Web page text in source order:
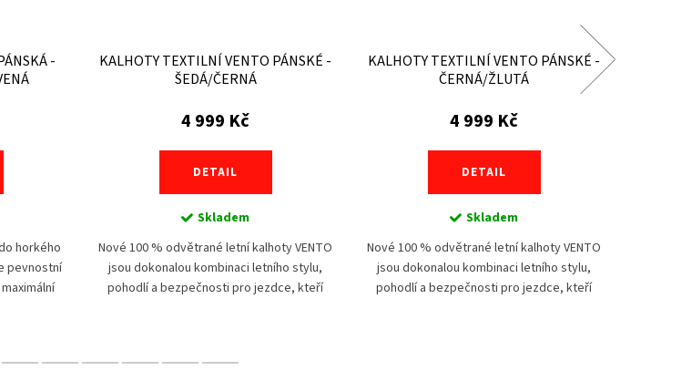
-
horkého
pevnostní
KALHOTY TEXTILNÍ VENTO PÁNSKÉ -
ŠEDÁ/ČERNÁ
4 999 Kč
DETAIL
Skladem
Nové 100 % odvětrané letní kalhoty VENTO
jsou dokonalou kombinaci letního stylu,
pohodlí a bezpečnosti pro jezdce, kteří
KALHOTY TEXTILNÍ VENTO PÁNSKÉ -
ČERNÁ/ŽLUTÁ
4 999 Kč
DETAIL
Skladem
Nové 100 % odvětrané letní kalhoty VENTO
jsou dokonalou kombinaci letního stylu,
pohodlí a bezpečnosti pro jezdce, kteří